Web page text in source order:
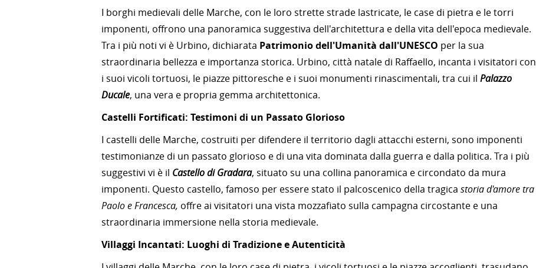
I borghi medievali delle Marche, con le loro strette strade lastricate, le case di pietra e le torri
imponenti, offrono una panoramica suggestiva dell'architettura e della vita dell'epoca medievale.
Tra i più noti vi è Urbino, dichiarata Patrimonio dell'Umanità dall'UNESCO per la sua
straordinaria bellezza e importanza storica. Urbino, città natale di Raffaello, incanta i visitatori con
i suoi vicoli tortuosi, le piazze pittoresche e i suoi monumenti rinascimentali, tra cui il Palazzo
Ducale, una vera e propria gemma architettonica.
Castelli Fortificati: Testimoni di un Passato Glorioso
I castelli delle Marche, costruiti per difendere il territorio dagli attacchi esterni, sono imponenti
testimonianze di un passato glorioso e di una vita dominata dalla guerra e dalla politica. Tra i più
suggestivi vi è il Castello di Gradara, situato su una collina panoramica e circondato da mura
imponenti. Questo castello, famoso per essere stato il palcoscenico della tragica storia d'amore tra
Paolo e Francesca, offre ai visitatori una vista mozzafiato sulla campagna circostante e una
straordinaria immersione nella storia medievale.
Villaggi Incantati: Luoghi di Tradizione e Autenticità